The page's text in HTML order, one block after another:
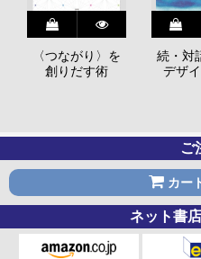
〈つながり〉を
創りだす術
続・対
デザ
ご
カー
ネット書